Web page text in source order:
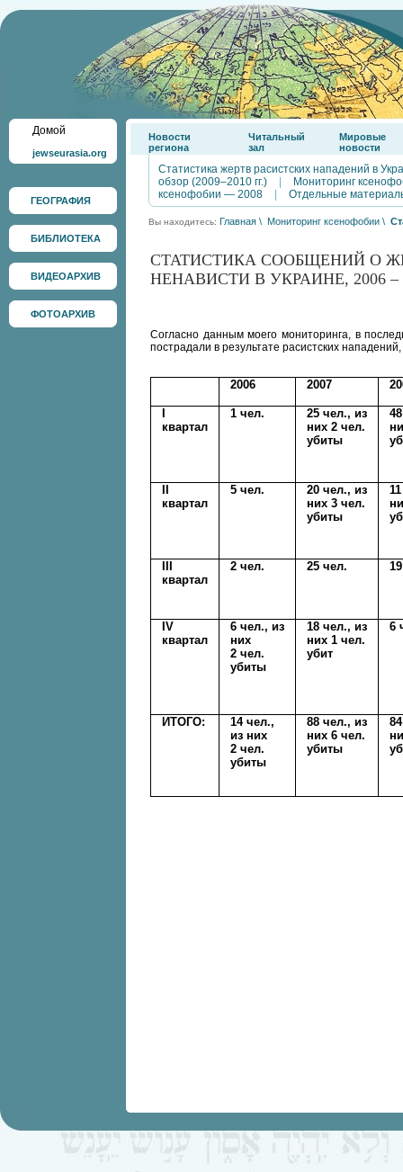
Домой
jewseurasia.org
ГЕОГРАФИЯ
БИБЛИОТЕКА
ВИДЕОАРХИВ
ФОТОАРХИВ
Новости
региона
Читальный
зал
Мировые
новости
Статистика жертв расистских нападений в
обзор (2009–2010 гг.)
Мониторинг
ксенофобии — 2008
Отдельные
Вы находитесь: Главная \ Мониторинг ксенофобии \
СТАТИСТИКА СООБЩЕНИЙ О
НЕНАВИСТИ В УКРАИНЕ, 2006 –
Согласно данным моего мониторинга, в
пострадали в результате расистских
2006 2007
квартал
1 чел.
25 чел., из
них 2 чел.
убиты
квартал
5 чел.
20 чел., из
них 3 чел.
убиты
квартал
2 чел. 25 чел.
IV
квартал
6 чел., из
них
2 чел.
убиты
18 чел., из
них 1 чел.
убит
6
ИТОГО:
14 чел.,
из них
2 чел.
убиты
88 чел., из
них 6 чел.
убиты